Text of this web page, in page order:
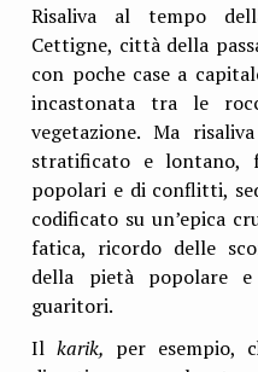
Risaliva al tempo
Cettigne, città della
con poche case a
incastonata tra le
vegetazione. Ma
stratificato e lontano,
popolari e di conflitti,
codificato su un’epica
fatica, ricordo delle
della pietà popolare
guaritori.
Il karik, per esempio,